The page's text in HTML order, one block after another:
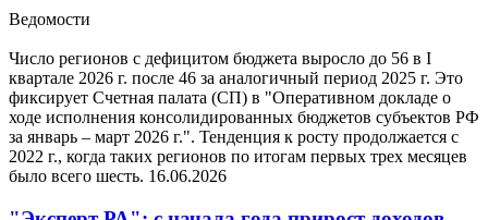
Ведомости
Число регионов с дефицитом бюджета выросло до 56 в I
квартале 2026 г. после 46 за аналогичный период 2025 г. Это
фиксирует Счетная палата (СП) в "Оперативном докладе о
ходе исполнения консолидированных бюджетов субъектов РФ
за январь – март 2026 г.". Тенденция к росту продолжается с
2022 г., когда таких регионов по итогам первых трех месяцев
было всего шесть. 16.06.2026